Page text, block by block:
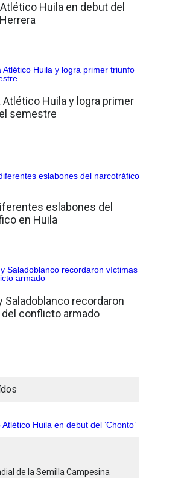
Huila en debut del
Herrera
Atlético Huila y logra primer
semestre
eslabones del
en Huila
Saladoblanco recordaron
conflicto armado
de la Semilla Campesina